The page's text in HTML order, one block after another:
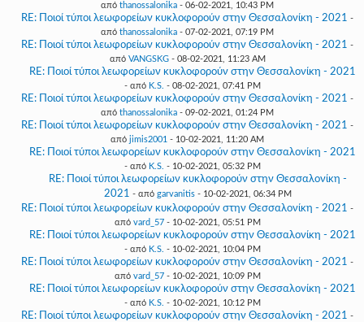
από thanossalonika - 06-02-2021, 10:43 PM
RE: Ποιοί τύποι λεωφορείων κυκλοφορούν στην Θεσσαλονίκη - 2021 -
από thanossalonika - 07-02-2021, 07:19 PM
RE: Ποιοί τύποι λεωφορείων κυκλοφορούν στην Θεσσαλονίκη - 2021 -
από VANGSKG- 08-02-2021, 11:23 AM
RE: Ποιοί τύποι λεωφορείων κυκλοφορούν στην Θεσσαλονίκη - 2021
- από K.S. - 08-02-2021, 07:41 PM
RE: Ποιοί τύποι λεωφορείων κυκλοφορούν στην Θεσσαλονίκη - 2021 -
από thanossalonika - 09-02-2021, 01:24 PM
RE: Ποιοί τύποι λεωφορείων κυκλοφορούν στην Θεσσαλονίκη - 2021 -
από jimis2001 - 10-02-2021, 11:20 AM
RE: Ποιοί τύποι λεωφορείων κυκλοφορούν στην Θεσσαλονίκη - 2021
- από K.S. - 10-02-2021, 05:32 PM
RE: Ποιοί τύποι λεωφορείων κυκλοφορούν στην Θεσσαλονίκη -
2021 - από garvanitis - 10-02-2021, 06:34 PM
RE: Ποιοί τύποι λεωφορείων κυκλοφορούν στην Θεσσαλονίκη - 2021 -
από vard_57- 10-02-2021, 05:51 PM
RE: Ποιοί τύποι λεωφορείων κυκλοφορούν στην Θεσσαλονίκη - 2021
- από K.S. - 10-02-2021, 10:04 PM
RE: Ποιοί τύποι λεωφορείων κυκλοφορούν στην Θεσσαλονίκη - 2021 -
από vard_57- 10-02-2021, 10:09 PM
RE: Ποιοί τύποι λεωφορείων κυκλοφορούν στην Θεσσαλονίκη - 2021
- από K.S. - 10-02-2021, 10:12 PM
RE: Ποιοί τύποι λεωφορείων κυκλοφορούν στην Θεσσαλονίκη - 2021 -